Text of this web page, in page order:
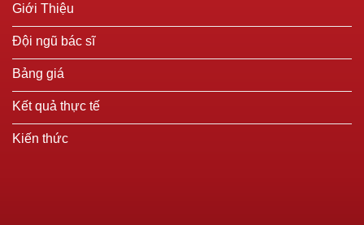
Giới Thiệu
Đội ngũ bác sĩ
Bảng giá
Kết quả thực tế
Kiến thức